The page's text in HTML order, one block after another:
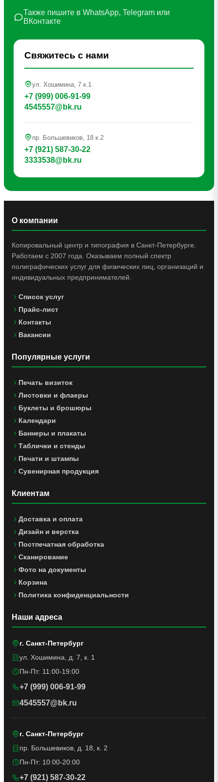
Также пишите в WhatsApp, Telegram или
ВКонтакте
Свяжитесь с нами
ул. Хошимина, 7 к.1
+7 (999) 006-91-99
4545557@bk.ru
пр. Большевиков, 18 к.2
+7 (921) 587-30-22
3333538@bk.ru
О компании
Копировальный центр и типография в Санкт-Петербурге.
Работаем с 2007 года. Оказываем полный спектр
полиграфических услуг для физических лиц, организаций и
индивидуальных предпринимателей.
Список услуг
Прайс-лист
Контакты
Вакансии
Популярные услуги
Печать визиток
Листовки и флаеры
Буклеты и брошюры
Календари
Баннеры и плакаты
Таблички и стенды
Печати и штампы
Сувенирная продукция
Клиентам
Доставка и оплата
Дизайн и верстка
Постпечатная обработка
Сканирование
Фото на документы
Корзина
Политика конфиденциальности
Наши адреса
г. Санкт-Петербург
ул. Хошимина, д. 7, к. 1
Пн-Пт: 11:00-19:00
+7 (999) 006-91-99
4545557@bk.ru
г. Санкт-Петербург
пр. Большевиков, д. 18, к. 2
Пн-Пт: 10:00-20:00
+7 (921) 587-30-22